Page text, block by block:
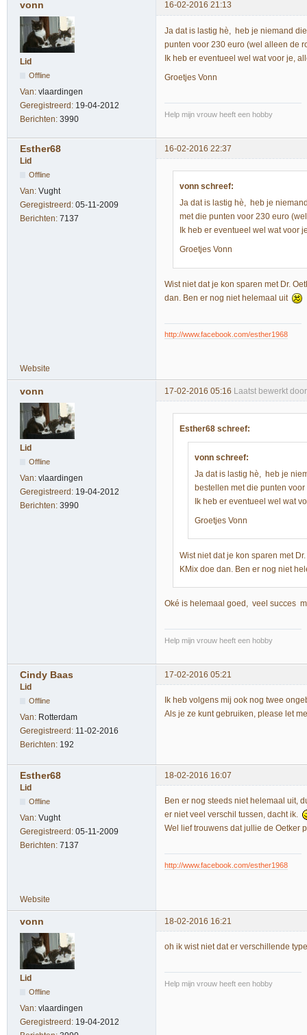
vonn 16-02-2016 21:13
Lid
Offline
Van: vlaardingen
Geregistreerd: 19-04-2012
Berichten: 3990
Ja dat is lastig hè, heb je niemand
punten voor 230 euro (wel alleen de
Ik heb er eventueel wel wat voor je,
Groetjes Vonn
Help mijn vrouw heeft een hobby
Esther68
16-02-2016 22:37
Lid
Offline
Van: Vught
Geregistreerd: 05-11-2009
Berichten: 7137
vonn schreef:
Ja dat is lastig hè, heb je
met die punten voor 230 euro
Ik heb er eventueel wel wat voor
Groetjes Vonn
Wist niet dat je kon sparen met Dr.
dan. Ben er nog niet helemaal uit
http://www.facebook.com/esther1968
Website
vonn 17-02-2016 05:16 Laatst bewerkt
Lid
Offline
Van: vlaardingen
Geregistreerd: 19-04-2012
Berichten: 3990
Esther68 schreef:
vonn schreef:
Ja dat is lastig hè, heb je
bestellen met die punten
Ik heb er eventueel wel wat
Groetjes Vonn
Wist niet dat je kon sparen met
KMix doe dan. Ben er nog niet
Oké is helemaal goed, veel succes
Help mijn vrouw heeft een hobby
Cindy Baas
17-02-2016 05:21
Lid
Offline
Van: Rotterdam
Geregistreerd: 11-02-2016
Berichten: 192
Ik heb volgens mij ook nog twee
Als je ze kunt gebruiken, please let
Esther68
18-02-2016 16:07
Lid
Offline
Van: Vught
Geregistreerd: 05-11-2009
Berichten: 7137
Ben er nog steeds niet helemaal uit,
er niet veel verschil tussen, dacht ik.
Wel lief trouwens dat jullie de
http://www.facebook.com/esther1968
Website
vonn 18-02-2016 16:21
Lid
Offline
Van: vlaardingen
Geregistreerd: 19-04-2012
oh ik wist niet dat er verschillende
Help mijn vrouw heeft een hobby